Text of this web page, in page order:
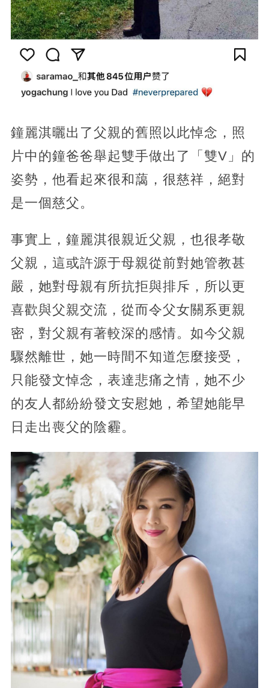
鐘麗淇曬出了父親的舊照以此悼念，照
片中的鐘爸爸舉起雙手做出了「雙V」的
姿勢，他看起來很和藹，很慈祥，絕對
是一個慈父。
事實上，鐘麗淇很親近父親，也很孝敬
父親，這或許源于母親從前對她管教甚
嚴，她對母親有所抗拒與排斥，所以更
喜歡與父親交流，從而令父女關系更親
密，對父親有著較深的感情。如今父親
驟然離世，她一時間不知道怎麼接受，
只能發文悼念，表達悲痛之情，她不少
的友人都紛紛發文安慰她，希望她能早
日走出喪父的陰霾。